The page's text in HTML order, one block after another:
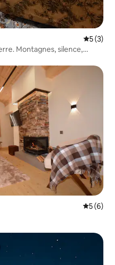
Note
5 (3)
Montagnes, silence,
Note
5 (6)